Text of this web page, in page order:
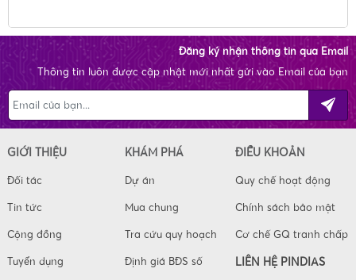
Đăng ký nhận thông tin qua Email
Thông tin luôn được cập nhật mới nhất gửi vào Email của bạn
GIỚI THIỆU
Đối tác
Tin tức
Cộng đồng
Tuyển dụng
KHÁM PHÁ
Dự án
Mua chung
Tra cứu quy hoạch
Định giá BĐS số
ĐIỀU KHOẢN
Quy chế hoạt động
Chính sách bảo mật
Cơ chế GQ tranh chấp
LIÊN HỆ PINDIAS